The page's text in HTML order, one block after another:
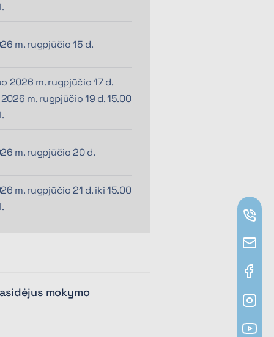
m. rugpjūčio 15 d.
2026 m. rugpjūčio 17 d.
m. rugpjūčio 19 d. 15.00
m. rugpjūčio 20 d.
m. rugpjūčio 21 d. iki 15.00
mokymo